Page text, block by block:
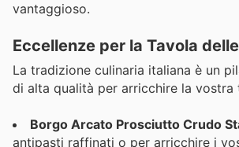
vantaggioso.
Eccellenze per la Tavola
La tradizione culinaria italiana è un
di alta qualità per arricchire la
Borgo Arcato Prosciutto Crudo
antipasti raffinati o per arricchire i